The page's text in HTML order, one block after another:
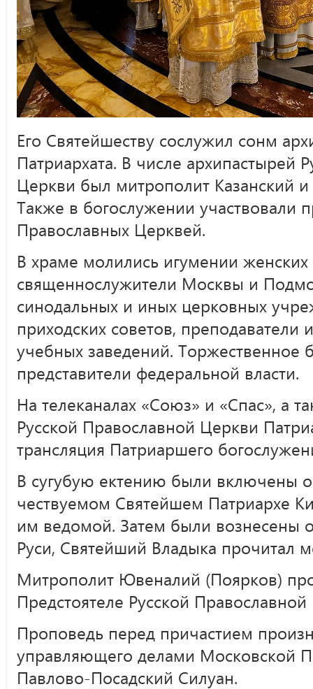
Его Святейшеству сослужил сонм
Патриархата. В числе архипастырей
Церкви был митрополит Казанский и
Также в богослужении участвовали
Православных Церквей.
В храме молились игумении женских
священнослужители Москвы и
синодальных и иных церковных
приходских советов,
учебных заведений. Торжественное
представители федеральной власти.
На телеканалах «Союз» и «Спас», а
Русской Православной Церкви
трансляция Патриаршего
В сугубую ектению были включены
чествуемом Святейшем Патриархе
им ведомой. Затем были вознесены
Руси, Святейший Владыка прочитал
Митрополит Ювеналий (Поярков)
Предстоятеле Русской
Проповедь перед причастием
управляющего делами Московской
Павлово-Посадский Силуан.